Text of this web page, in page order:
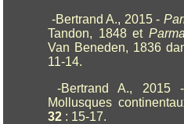
-Bertrand A., 2015 -
Tandon, 1848 et
Van Beneden, 1836
11-14.
-Bertrand A., 2015
Mollusques
32 : 15-17.